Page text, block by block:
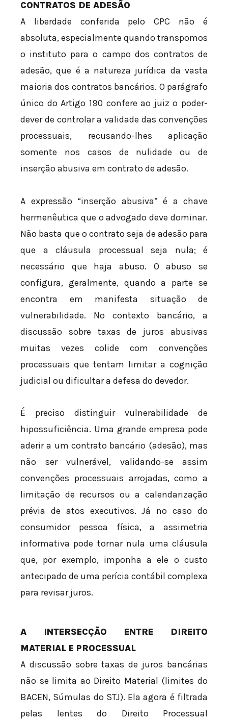
CONTRATOS DE ADESÃO
A liberdade conferida pelo CPC não é
absoluta, especialmente quando transpomos
o instituto para o campo dos contratos de
adesão, que é a natureza jurídica da vasta
maioria dos contratos bancários. O parágrafo
único do Artigo 190 confere ao juiz o poder-
dever de controlar a validade das convenções
processuais, recusando-lhes aplicação
somente nos casos de nulidade ou de
inserção abusiva em contrato de adesão.
A expressão “inserção abusiva” é a chave
hermenêutica que o advogado deve dominar.
Não basta que o contrato seja de adesão para
que a cláusula processual seja nula; é
necessário que haja abuso. O abuso se
configura, geralmente, quando a parte se
encontra em manifesta situação de
vulnerabilidade. No contexto bancário, a
discussão sobre taxas de juros abusivas
muitas vezes colide com convenções
processuais que tentam limitar a cognição
judicial ou dificultar a defesa do devedor.
É preciso distinguir vulnerabilidade de
hipossuficiência. Uma grande empresa pode
aderir a um contrato bancário (adesão), mas
não ser vulnerável, validando-se assim
convenções processuais arrojadas, como a
limitação de recursos ou a calendarização
prévia de atos executivos. Já no caso do
consumidor pessoa física, a assimetria
informativa pode tornar nula uma cláusula
que, por exemplo, imponha a ele o custo
antecipado de uma perícia contábil complexa
para revisar juros.
A INTERSECÇÃO ENTRE DIREITO
MATERIAL E PROCESSUAL
A discussão sobre taxas de juros bancárias
não se limita ao Direito Material (limites do
BACEN, Súmulas do STJ). Ela agora é filtrada
pelas lentes do Direito Processual